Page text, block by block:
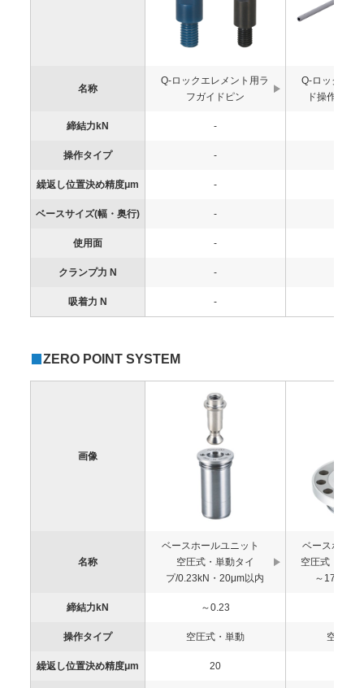
名称
Q-ロックエレメント用ラ
フガイドピン
Q-ロックエレ
ド操作タイ
締結力kN -
操作タイプ -
繰返し位置決め精度μm -
ベースサイズ(幅・奥行) -
使用面 -
クランプ力 N -
吸着力 N -
ZERO POINT SYSTEM
画像
名称
ベースホールユニット
空圧式・単動タイ
プ/0.23kN・20μm以内
ベースホー
空圧式・単動
～17kN・
締結力kN ～0.23
操作タイプ 空圧式・単動 空圧式
繰返し位置決め精度μm 20